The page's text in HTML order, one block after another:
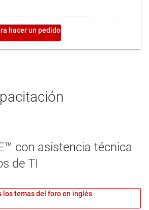
con asistencia técnica
de TI
los temas del foro en inglés